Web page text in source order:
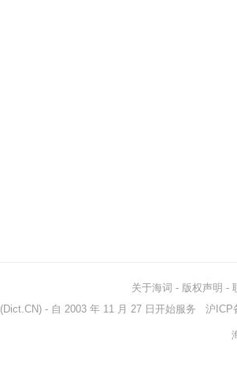
关于海词 - 版权声明 -
(Dict.CN) - 自 2003 年 11 月 27 日开始服务 沪ICP